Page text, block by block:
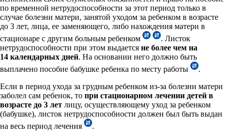
по временной нетрудоспособности за этот период только в
случае болезни матери, занятой уходом за ребенком в возрасте
до 3 лет, лица, ее заменяющего, либо нахождения матери в
стационаре с другим больным ребенком
. Листок
нетрудоспособности при этом выдается не более чем на
14 календарных дней. На основании него должно быть
выплачено пособие бабушке ребенка по месту работы
.
Если в период ухода за грудным ребенком из-за болезни матери
заболел сам ребенок, то при стационарном лечении детей в
возрасте до 3 лет лицу, осуществляющему уход за ребенком
(бабушке), листок нетрудоспособности должен был быть выдан
на весь период лечения
.